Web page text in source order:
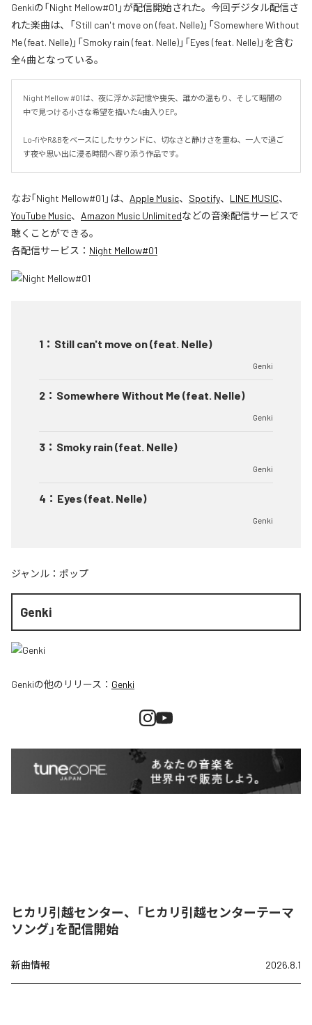
Genkiの「Night Mellow#01」が配信開始された。今回デジタル配信さ
れた楽曲は、「Still can't move on (feat. Nelle)」「Somewhere Without
Me (feat. Nelle)」「Smoky rain (feat. Nelle)」「Eyes (feat. Nelle)」を含む
全4曲となっている。
Night Mellow #01は、夜に浮かぶ記憶や喪失、誰かの温もり、そして暗闇の
中で見つける小さな希望を描いた4曲入りEP。
Lo-fiやR&Bをベースにしたサウンドに、切なさと静けさを重ね、一人で過ご
す夜や思い出に浸る時間へ寄り添う作品です。
なお「Night Mellow#01 」は、 Apple Music、 Spotify、 LINE MUSIC、
YouTube Music、 Amazon Music Unlimitedなどの音楽配信サービスで
聴くことができる。
各配信サービス： Night Mellow#01
1 ： Still can't move on (feat. Nelle)
Genki
2 ： Somewhere Without Me (feat. Nelle)
Genki
3 ： Smoky rain (feat. Nelle)
Genki
4 ： Eyes (feat. Nelle)
Genki
ジャンル： ポップ
Genki
Genkiの他のリリース： Genki
ヒカリ引越センター、「ヒカリ引越センターテーマ
ソング」を配信開始
新曲情報 2026.8.1